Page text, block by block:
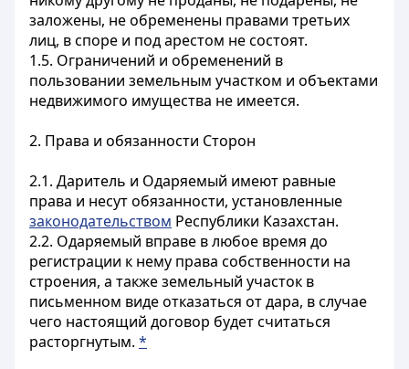
заложены, не обременены правами третьих
лиц, в споре и под арестом не состоят.
1.5. Ограничений и обременений в
пользовании земельным участком и объектами
недвижимого имущества не имеется.
2. Права и обязанности Сторон
2.1. Даритель и Одаряемый имеют равные
права и несут обязанности, установленные
законодательством Республики Казахстан.
2.2. Одаряемый вправе в любое время до
регистрации к нему права собственности на
строения, а также земельный участок в
письменном виде отказаться от дара, в случае
чего настоящий договор будет считаться
расторгнутым. *